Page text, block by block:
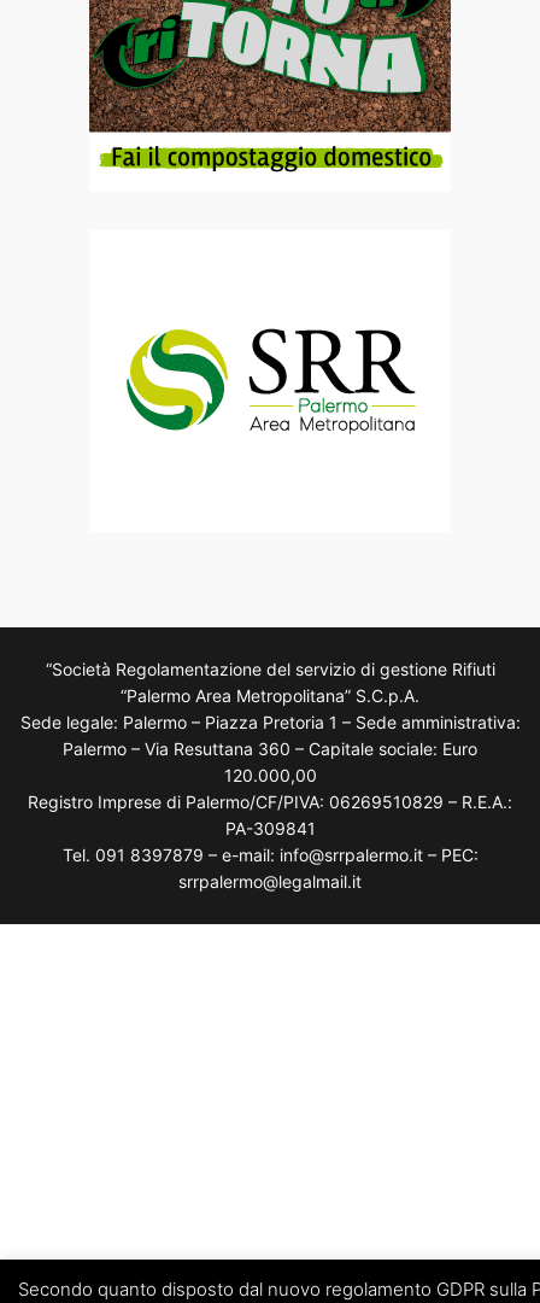
“Società Regolamentazione del servizio di gestione Rifiuti
“Palermo Area Metropolitana” S.C.p.A.
Sede legale: Palermo – Piazza Pretoria 1 – Sede amministrativa:
Palermo – Via Resuttana 360 – Capitale sociale: Euro
120.000,00
Registro Imprese di Palermo/CF/PIVA: 06269510829 – R.E.A.:
PA-309841
Tel. 091 8397879 – e-mail: info@srrpalermo.it – PEC:
srrpalermo@legalmail.it
Secondo quanto disposto dal nuovo regolamento GDPR sulla